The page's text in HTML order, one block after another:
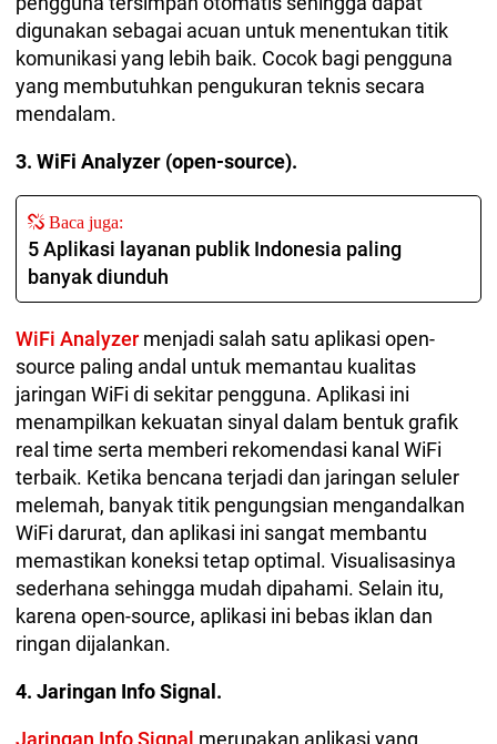
digunakan sebagai acuan untuk menentukan titik
komunikasi yang lebih baik. Cocok bagi pengguna
yang membutuhkan pengukuran teknis secara
mendalam.
3. WiFi Analyzer (open-source).
Baca juga:
5 Aplikasi layanan publik Indonesia paling
banyak diunduh
WiFi Analyzer menjadi salah satu aplikasi open-
source paling andal untuk memantau kualitas
jaringan WiFi di sekitar pengguna. Aplikasi ini
menampilkan kekuatan sinyal dalam bentuk grafik
real time serta memberi rekomendasi kanal WiFi
terbaik. Ketika bencana terjadi dan jaringan seluler
melemah, banyak titik pengungsian mengandalkan
WiFi darurat, dan aplikasi ini sangat membantu
memastikan koneksi tetap optimal. Visualisasinya
sederhana sehingga mudah dipahami. Selain itu,
karena open-source, aplikasi ini bebas iklan dan
ringan dijalankan.
4. Jaringan Info Signal.
Jaringan Info Signal merupakan aplikasi yang